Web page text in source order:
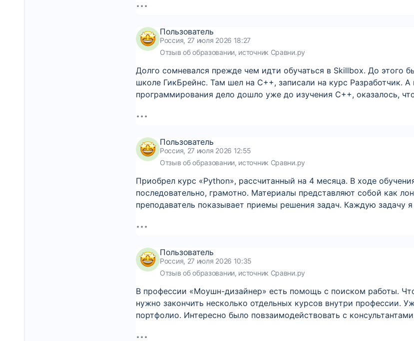
Пользователь
Россия, 27 июля 2026 18:27
Отзыв об образовании, источник Сравни.ру
Долго сомневался прежде чем идти обучаться в Skillbox. До этого
школе ГикБрейнс. Там шел на С++, записали на курс Разработчик. А
программирования дело дошло уже до изучения C++, оказалось,
Пользователь
Россия, 27 июля 2026 12:55
Отзыв об образовании, источник Сравни.ру
Приобрел курс «Python», рассчитанный на 4 месяца. В ходе
последовательно, грамотно. Материалы представляют собой как
преподаватель показывает приемы решения задач. Каждую задачу я
Пользователь
Россия, 27 июля 2026 10:35
Отзыв об образовании, источник Сравни.ру
В профессии «Моушн-дизайнер» есть помощь с поиском работы.
нужно закончить несколько отдельных курсов внутри профессии.
портфолио. Интересно было повзаимодействовать с